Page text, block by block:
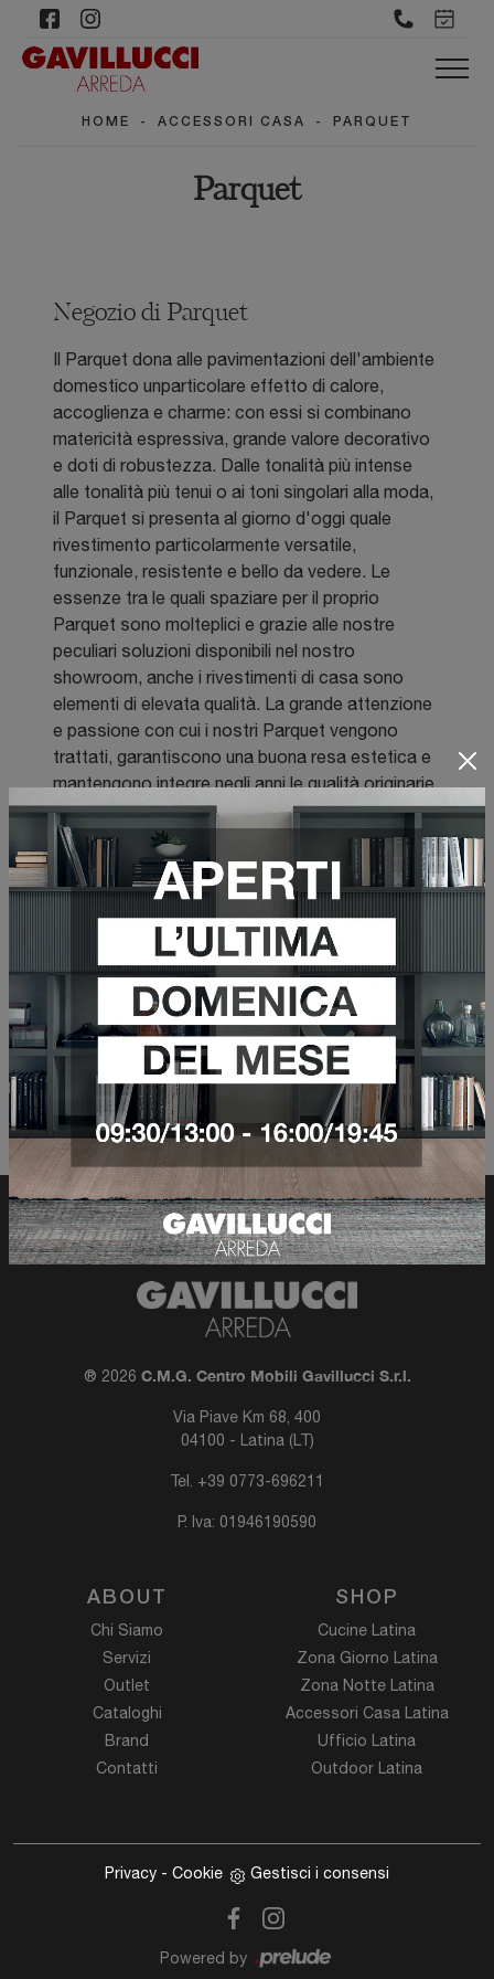
HOME - ACCESSORI CASA - PARQUET
Parquet
Filtra risultati
Negozio di Parquet
Il Parquet dona alle pavimentazioni dell'ambiente
domestico unparticolare effetto di calore,
accoglienza e charme: con essi si combinano
matericità espressiva, grande valore decorativo
e doti di robustezza. Dalle tonalità più intense
alle tonalità più tenui o ai toni singolari alla moda,
il Parquet si presenta al giorno d'oggi quale
rivestimento particolarmente versatile,
funzionale, resistente e bello da vedere. Le
essenze tra le quali spaziare per il proprio
Parquet sono molteplici e grazie alle nostre
peculiari soluzioni disponibili nel nostro
showroom, anche i rivestimenti di casa sono
elementi di elevata qualità. La grande attenzione
e passione con cui i nostri Parquet vengono
trattati, garantiscono una buona resa estetica e
mantengono integre negli anni le qualità originarie
dei legni più pregiati utilizzati. Iltexture dei
Parquet valorizzano le venature naturali del legno
nonché riproducono elementi della flora o della
fauna, in modo tale da essere ideali per
completare locali di ogni richiamo stilistico.
® 2026 C.M.G. Centro Mobili Gavillucci S.r.l.
Via Piave Km 68, 400
04100 - Latina (LT)
Tel. +39 0773-696211
P. Iva: 01946190590
ABOUT
Chi Siamo
Servizi
Outlet
Cataloghi
Brand
Contatti
SHOP
Cucine Latina
Zona Giorno Latina
Zona Notte Latina
Accessori Casa Latina
Ufficio Latina
Outdoor Latina
Privacy - Cookie Gestisci i consensi
Powered by